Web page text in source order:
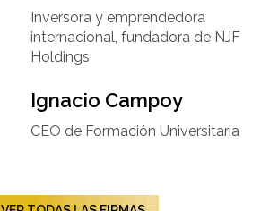
Inversora y emprendedora
internacional, fundadora de NJF
Holdings
Ignacio Campoy​
CEO de Formación Universitaria​